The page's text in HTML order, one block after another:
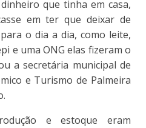
que tinha em casa,
em ter que deixar de
o dia a dia, como leite,
e uma ONG elas fizeram o
a secretária municipal de
e Turismo de Palmeira
e estoque eram